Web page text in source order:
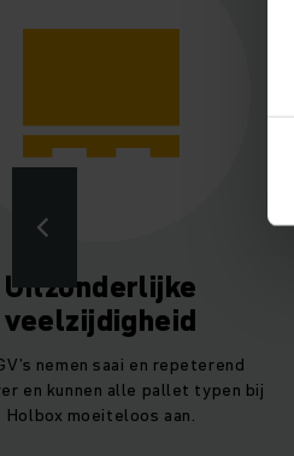
Uitzonderlijke
veelzijdigheid
nemen saai en repeterend
en kunnen alle pallet typen bij
Holbox moeiteloos aan.